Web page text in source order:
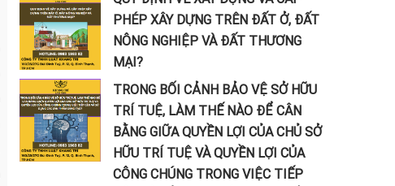
PHÉP XÂY DỰNG TRÊN ĐẤT Ở, ĐẤT
NÔNG NGHIỆP VÀ ĐẤT THƯƠNG
MẠI?
TRONG BỐI CẢNH BẢO VỆ SỞ HỮU
TRÍ TUỆ, LÀM THẾ NÀO ĐỂ CÂN
BẰNG GIỮA QUYỀN LỢI CỦA CHỦ SỞ
HỮU TRÍ TUỆ VÀ QUYỀN LỢI CỦA
CÔNG CHÚNG TRONG VIỆC TIẾP